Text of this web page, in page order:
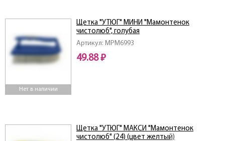
Нет в наличии
Артикул: MPM6993
Щетка "УТЮГ" МИНИ "Мамонтенок
чистолюб", голубая
49.88 ₽
Щетка "УТЮГ" МАКСИ "Мамонтенок
чистолюб" (24) (цвет желтый)